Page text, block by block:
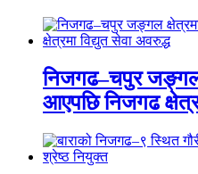
निजगढ–चपुर जङ्गल
आएपछि निजगढ